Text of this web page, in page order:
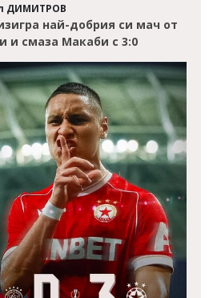
ДИМИТРОВ
най-добрия си мач от
и смаза Макаби с 3:0